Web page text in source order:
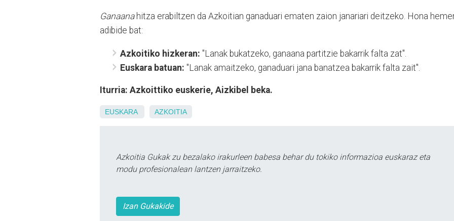
Ganaana hitza erabiltzen da Azkoitian ganaduari ematen zaion janariari deitzeko. Hona
adibide bat:
Azkoitiko hizkeran: "Lanak bukatzeko, ganaana partitzie bakarrik falta zat".
Euskara batuan: "Lanak amaitzeko, ganaduari jana banatzea bakarrik falta zait".
Iturria: Azkoittiko euskerie, Aizkibel beka.
EUSKARA AZKOITIA
Azkoitia Gukak zu bezalako irakurleen babesa behar du tokiko informazioa euskaraz eta
modu profesionalean lantzen jarraitzeko.
Izan Gukakide